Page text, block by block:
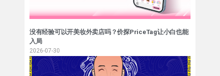
没有经验可以开美妆外卖店吗？价探PriceTag让小白也能
入局
2026-07-30